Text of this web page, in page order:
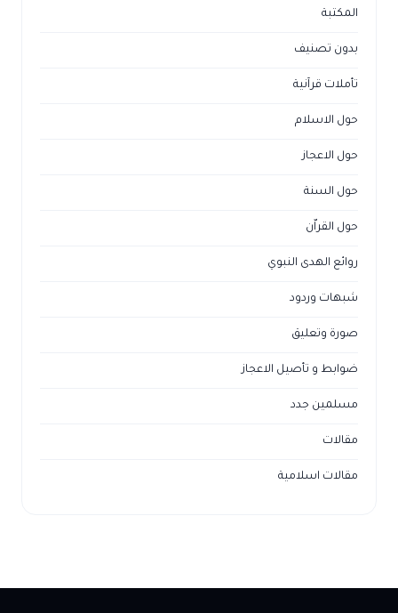
المكتبة
بدون تصنيف
تأملات قرآنية
حول الاسلام
حول الاعجاز
حول السنة
حول القراّن
روائع الهدى النبوي
شبهات وردود
صورة وتعليق
ضوابط و تأصيل الاعجاز
مسلمين جدد
مقالات
مقالات اسلامية